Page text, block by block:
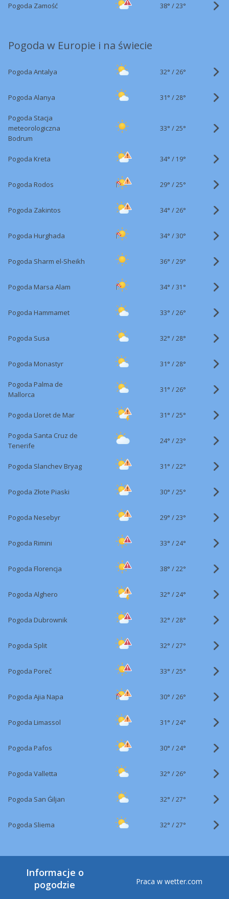
Pogoda Zamość 38° /23°
Pogoda w Europie i na świecie
Pogoda Antalya 32° /26°
Pogoda Alanya 31° /28°
Pogoda Stacja
meteorologiczna
Bodrum
33° /25°
Pogoda Kreta 34° / 19°
Pogoda Rodos 29° /25°
Pogoda Zakintos 34° /26°
Pogoda Hurghada 34° /30°
Pogoda Sharm el-Sheikh 36° /29°
Pogoda Marsa Alam 34° /31°
Pogoda Hammamet 33° /26°
Pogoda Susa 32° /28°
Pogoda Monastyr 31° /28°
Pogoda Palma de
Mallorca
31° /26°
Pogoda Lloret de Mar 31° /25°
Pogoda Santa Cruz de
Tenerife
24° /23°
Pogoda Slanchev Bryag 31° /22°
Pogoda Złote Piaski 30° /25°
Pogoda Nesebyr 29° /23°
Pogoda Rimini 33° /24°
Pogoda Florencja 38° /22°
Pogoda Alghero 32° /24°
Pogoda Dubrownik 32° /28°
Pogoda Split 32° /27°
Pogoda Poreč 33° /25°
Pogoda Ajia Napa 30° /26°
Pogoda Limassol 31° /24°
Pogoda Pafos 30° /24°
Pogoda Valletta 32° /26°
Pogoda San Ġiljan 32° /27°
Pogoda Sliema 32° /27°
Informacje o
pogodzie
Praca w wetter.com